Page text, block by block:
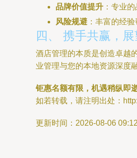
品牌价值提升 ：专业
风险规避 ：丰富的经
四、 携手共赢，
酒店管理的本质是创造卓越
业管理与您的本地资源深度
钜惠名额有限，机遇稍纵即逝
如若转载，请注明出处：
更新时间：2026-08-06